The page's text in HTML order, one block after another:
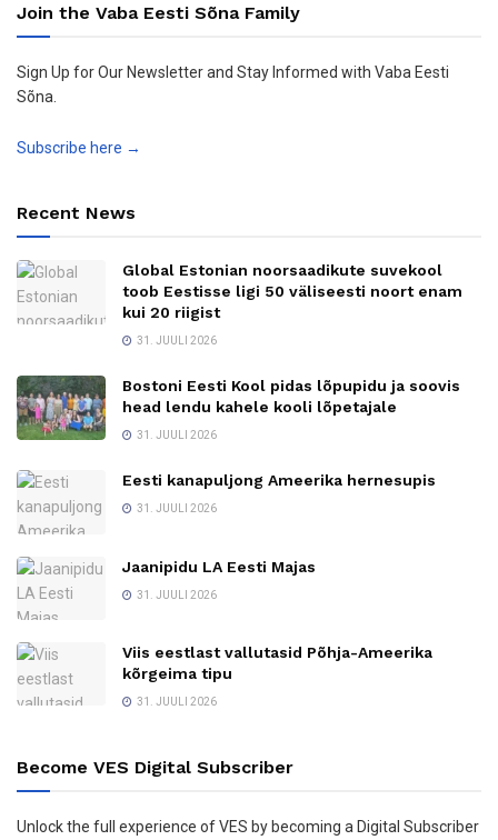
Join the Vaba Eesti Sõna Family
Sign Up for Our Newsletter and Stay Informed with Vaba Eesti
Sõna.
Subscribe here →
Recent News
Global Estonian noorsaadikute suvekool
toob Eestisse ligi 50 väliseesti noort enam
kui 20 riigist
31. JUULI 2026
Bostoni Eesti Kool pidas lõpupidu ja soovis
head lendu kahele kooli lõpetajale
31. JUULI 2026
Eesti kanapuljong Ameerika hernesupis
31. JUULI 2026
Jaanipidu LA Eesti Majas
31. JUULI 2026
Viis eestlast vallutasid Põhja-Ameerika
kõrgeima tipu
31. JUULI 2026
Become VES Digital Subscriber
Unlock the full experience of VES by becoming a Digital Subscriber